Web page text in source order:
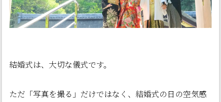
結婚式は、大切な儀式です。
ただ「写真を撮る」だけではなく、結婚式の日の空気感